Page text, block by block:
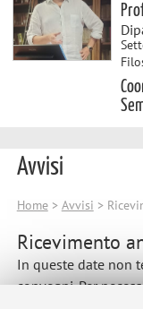
Avvisi
Home> Avvisi >
Ricevimento
In queste date non
convegni. Per